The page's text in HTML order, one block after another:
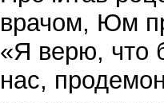
врачом, Юм
«Я верю, что
нас,